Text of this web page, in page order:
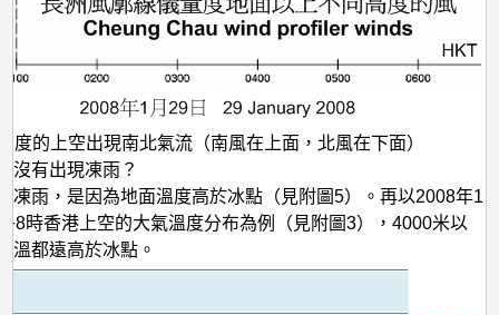
度的上空出現南北氣流（南風在上面，北風在下面）
沒有出現凍雨？
凍雨，是因為地面溫度高於冰點（見附圖5）。再以2008年1
8時香港上空的大氣溫度分布為例（見附圖3），4000米以
溫都遠高於冰點。